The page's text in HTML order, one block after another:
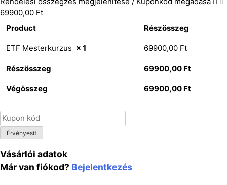
69900,00 Ft
Product
Részösszeg
ETF Mesterkurzus × 1 69900,00 Ft
Részösszeg 69900,00 Ft
Végösszeg 69900,00 Ft
Érvényesít
Vásárlói adatok
Már van fiókod? Bejelentkezés